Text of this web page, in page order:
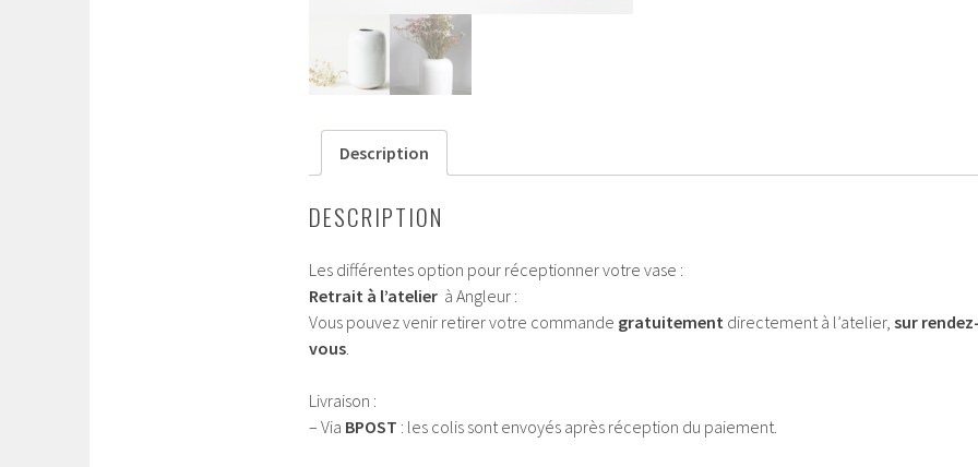
Description
DESCRIPTION
Les différentes option pour réceptionner votre vase :
Retrait à l’atelier à Angleur :
Vous pouvez venir retirer votre commande gratuitement directement à l’atelier, sur
vous.
Livraison :
– Via BPOST : les colis sont envoyés après réception du paiement.